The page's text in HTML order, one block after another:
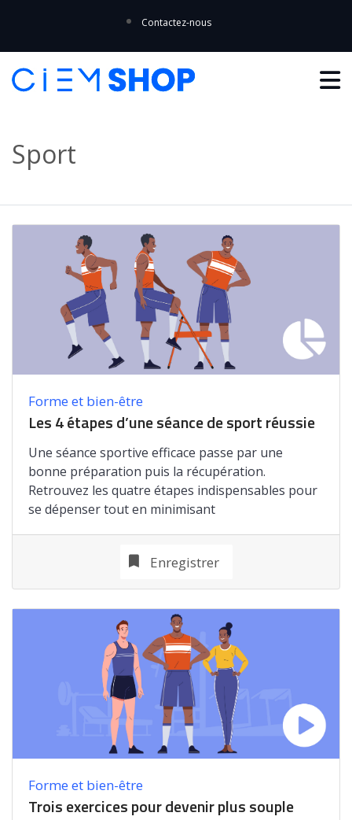
Contactez-nous
Sport
Forme et bien-être
Les 4 étapes d’une séance de sport réussie
Une séance sportive efficace passe par une
bonne préparation puis la récupération.
Retrouvez les quatre étapes indispensables pour
se dépenser tout en minimisant
Enregistrer
Forme et bien-être
Trois exercices pour devenir plus souple